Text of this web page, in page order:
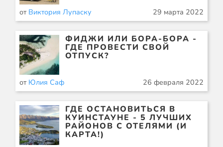
от Виктория Лупаску 29 марта 2022
ФИДЖИ ИЛИ БОРА-БОРА -
ГДЕ ПРОВЕСТИ СВОЙ
ОТПУСК?
от Юлия Саф 26 февраля 2022
ГДЕ ОСТАНОВИТЬСЯ В
КУИНСТАУНЕ - 5 ЛУЧШИХ
РАЙОНОВ С ОТЕЛЯМИ (И
КАРТА!)